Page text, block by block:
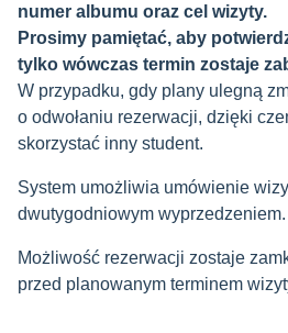
numer albumu oraz cel wizyty.
Prosimy pamiętać, aby
tylko wówczas termin zostaje
W przypadku, gdy plany ulegną
o odwołaniu rezerwacji, dzięki
skorzystać inny student.
System umożliwia umówienie
dwutygodniowym wyprzedzeniem.
Możliwość rezerwacji zostaje
przed planowanym terminem